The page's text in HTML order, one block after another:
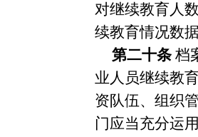
对继续教育人
续教育情况数
第二十条 档
业人员继续教
资队伍、组织
门应当充分运